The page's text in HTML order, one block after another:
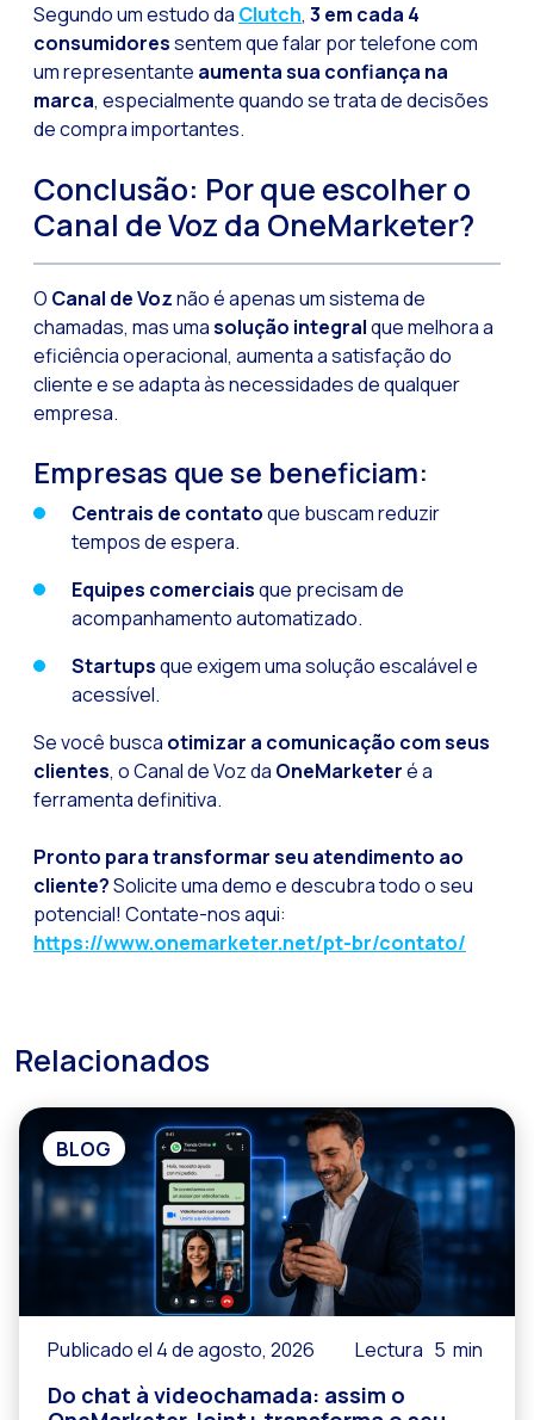
Segundo um estudo da Clutch, 3 em cada 4
consumidoressentem que falar por telefone com
um representante aumenta sua confiança na
marca, especialmente quando se trata de decisões
de compra importantes.
Conclusão: Por que escolher o
Canal de Voz da OneMarketer?
O Canal de Voznão é apenas um sistema de
chamadas, mas umasolução integralque melhora a
eficiência operacional, aumenta a satisfação do
cliente e se adapta às necessidades de qualquer
empresa.
Empresas que se beneficiam:
Centrais de contatoque buscam reduzir
tempos de espera.
Equipes comerciaisque precisam de
acompanhamento automatizado.
Startupsque exigem uma solução escalável e
acessível.
Se você busca otimizar a comunicação com seus
clientes, o Canal de Voz da OneMarketeré a
ferramenta definitiva.
Pronto para transformar seu atendimento ao
cliente?Solicite uma demo e descubra todo o seu
potencial! Contate-nos aqui:
https://www.onemarketer.net/pt-br/contato/
Relacionados
BLOG
Publicado el 4 de agosto, 2026 Lectura 5 min
Do chat à videochamada: assim o